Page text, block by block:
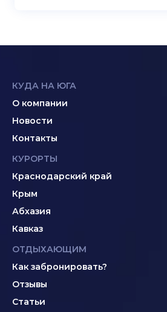
КУДА НА ЮГА
О компании
Новости
Контакты
КУРОРТЫ
Краснодарский край
Крым
Абхазия
Кавказ
ОТДЫХАЮЩИМ
Как забронировать?
Отзывы
Статьи